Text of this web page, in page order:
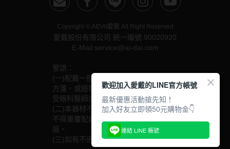
Copyright © AIDAI愛戴 All Right Reserved
愛戴股份有限公司 統一編號:90020920
E-Mail:service@ai-dai.com
警語：
(一)配戴一般隱形眼鏡須經眼科醫師驗光配鏡取得處
方箋，或經驗光人員驗光配鏡取得配鏡單，並定期接
受眼科醫師追蹤檢查。
(二)本器材不得逾中文說明書建議之最長配戴時數、
不得重覆配戴，於就寢前務必取下，以免感染或潰
瘍。
(三)如有不適，應立即就醫。
歡迎加入愛戴的LINE官方帳號
最新優惠活動搶先知！
加入好友立即領50元購物金👇
連結 LINE 帳號